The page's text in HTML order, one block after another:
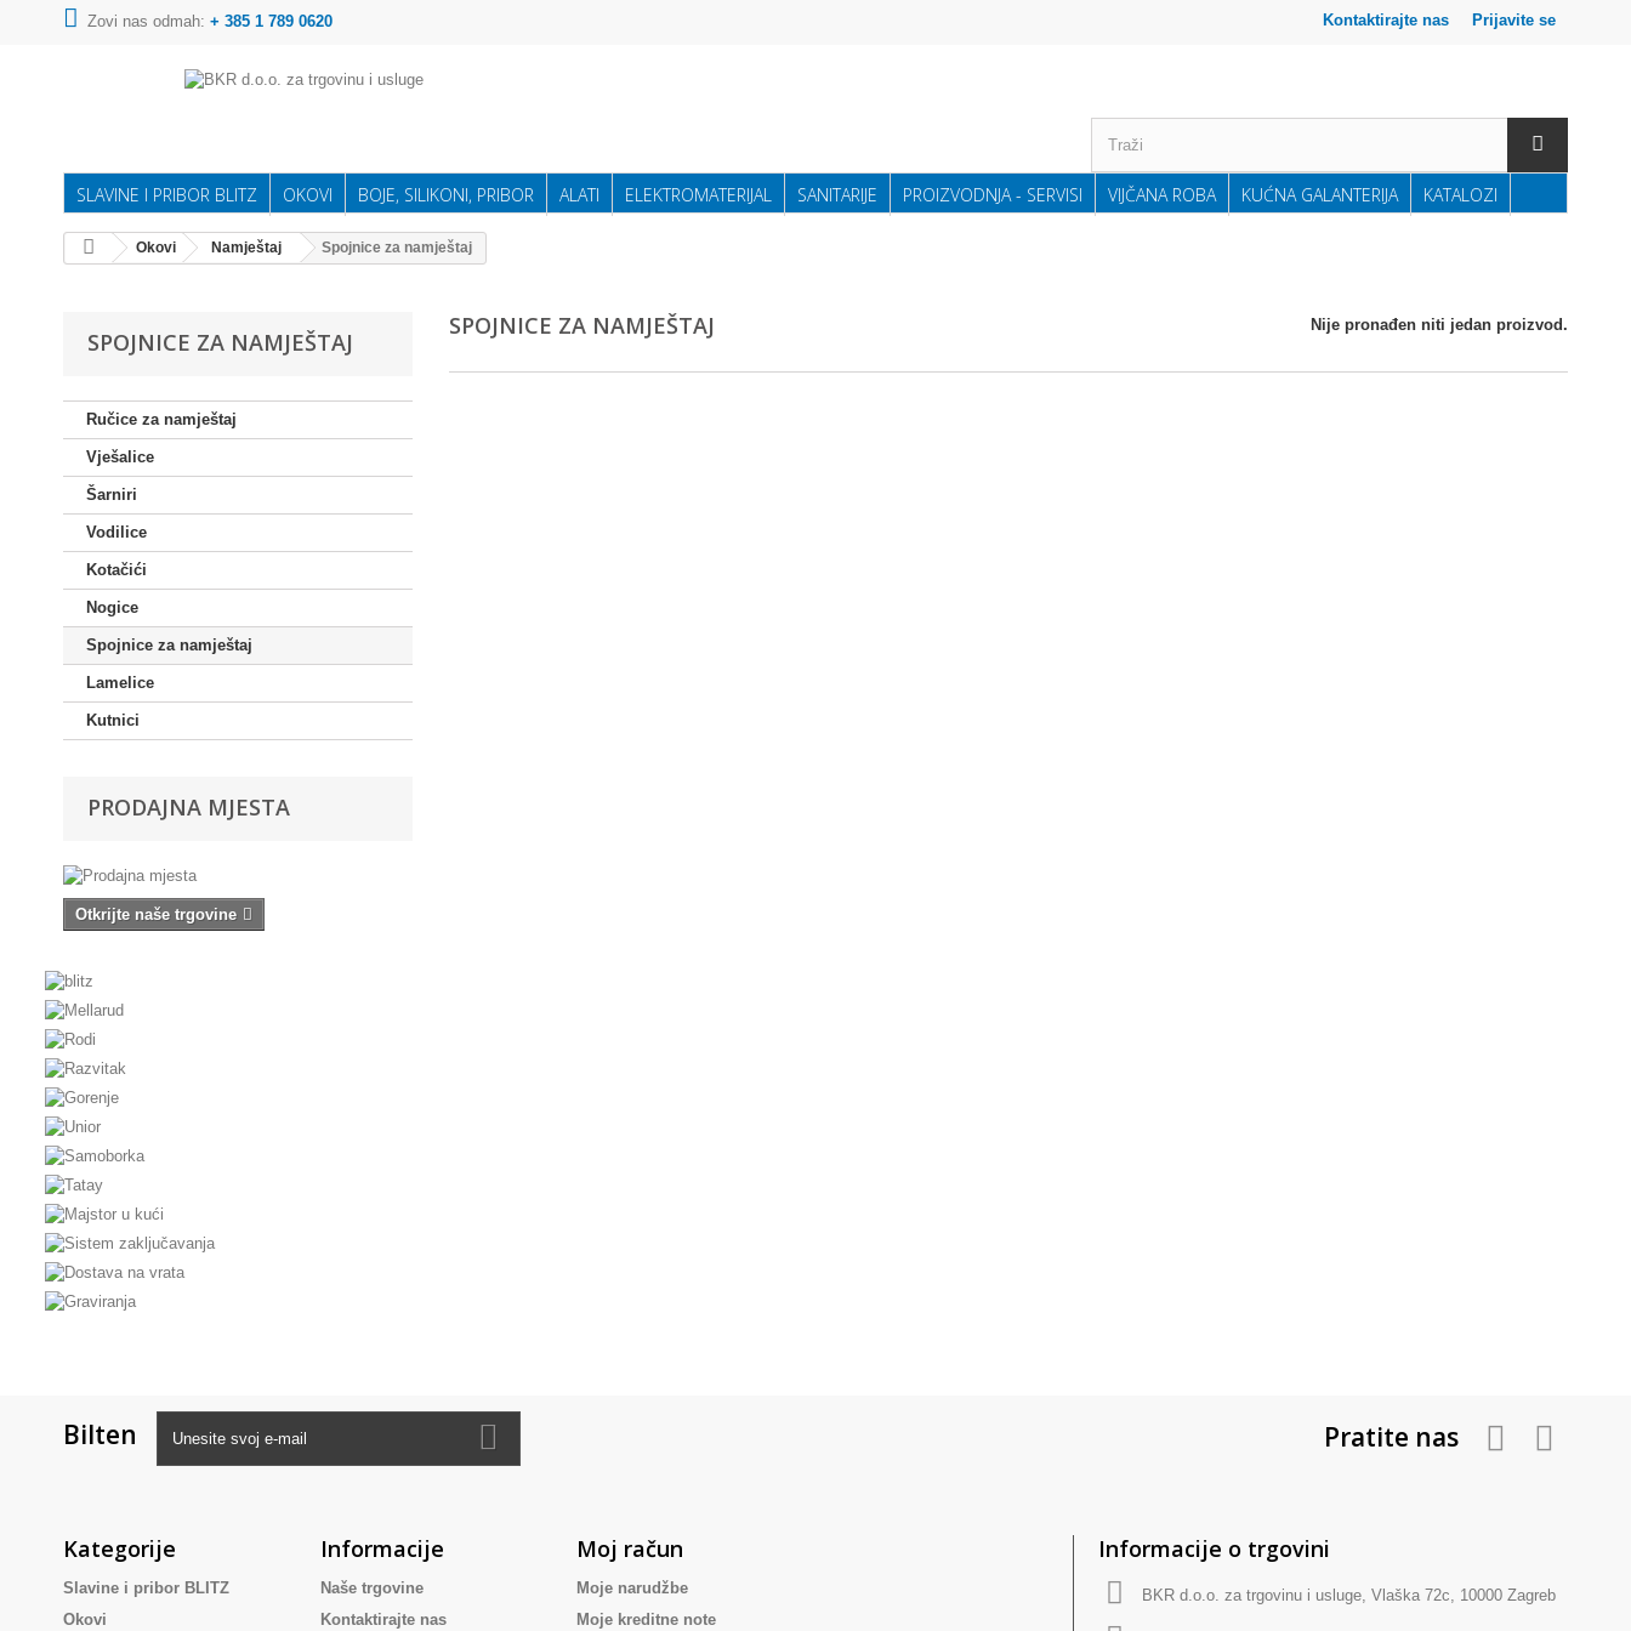
Prijavite se
Kontaktirajte nas
Zovi nas odmah: + 385 1 789 0620
SLAVINE I PRIBOR BLITZ OKOVI BOJE, SILIKONI, PRIBOR ALATI ELEKTROMATERIJAL SANITARIJE PROIZVODNJA - SERVISI VIJČANA ROBA KUĆNA GALANTERIJA KATALOZI
Okovi Namještaj Spojnice za namještaj
SPOJNICE ZA NAMJEŠTAJ
Ručice za namještaj
Vješalice
Šarniri
Vodilice
Kotačići
Nogice
Spojnice za namještaj
Lamelice
Kutnici
PRODAJNA MJESTA
Otkrijte naše trgovine
SPOJNICE ZA NAMJEŠTAJ Nije pronađen niti jedan proizvod.
Bilten Pratite nas
Kategorije
Slavine i pribor BLITZ
Okovi
Informacije
Naše trgovine
Kontaktirajte nas
Moj račun
Moje narudžbe
Moje kreditne note
Informacije o trgovini
BKR d.o.o. za trgovinu i usluge, Vlaška 72c, 10000 Zagreb